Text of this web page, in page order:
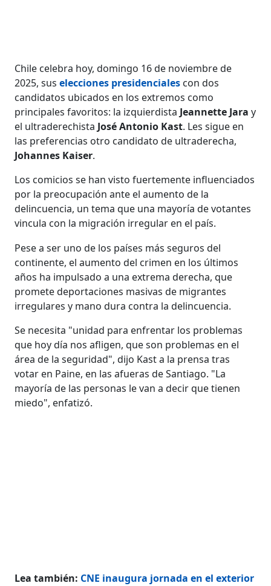
Chile celebra hoy, domingo 16 de noviembre de
2025, suselecciones presidenciales con dos
candidatos ubicados en los extremos como
principales favoritos: la izquierdista Jeannette Jara y
el ultraderechista José Antonio Kast. Les sigue en
las preferencias otro candidato de ultraderecha,
Johannes Kaiser.
Los comicios se han visto fuertemente influenciados
por la preocupación ante el aumento de la
delincuencia, un tema que una mayoría de votantes
vincula con la migración irregular en el país.
Pese a ser uno de los países más seguros del
continente, el aumento del crimen en los últimos
años ha impulsado a una extrema derecha, que
promete deportaciones masivas de migrantes
irregulares y mano dura contra la delincuencia.
Se necesita "unidad para enfrentar los problemas
que hoy día nos afligen, que son problemas en el
área de la seguridad", dijo Kast a la prensa tras
votar en Paine, en las afueras de Santiago. "La
mayoría de las personas le van a decir que tienen
miedo", enfatizó.
Lea también: CNE inaugura jornada en el exterior